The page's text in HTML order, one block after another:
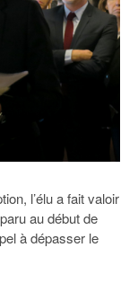
l’élu a fait valoir
au début de
à dépasser le